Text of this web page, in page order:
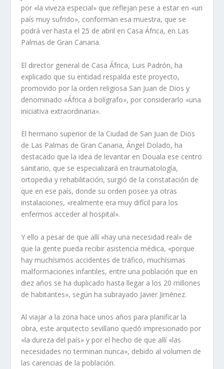
por «la viveza especial» que reflejan pese a estar en «un
país muy sufrido», conforman esa muestra, que se
podrá ver hasta el 25 de abril en Casa África, en Las
Palmas de Gran Canaria.
El director general de Casa África, Luis Padrón, ha
explicado que su entidad respalda este proyecto,
promovido por la orden religiosa San Juan de Dios y
denominado «África a bolígrafo», por considerarlo «una
iniciativa extraordinaria».
El hermano superior de la Ciudad de San Juan de Dios
de Las Palmas de Gran Canaria, Ángel Dolado, ha
destacado que la idea de levantar en Douala ese centro
sanitario, que se especializará en traumatología,
ortopedia y rehabilitación, surgió de la constatación de
que en ese país, donde su orden posee ya otras
instalaciones, «realmente era muy difícil para los
enfermos acceder al hospital».
Y ello a pesar de que allí «hay una necesidad real» de
que la gente pueda recibir asistencia médica, «porque
hay muchísimos accidentes de tráfico, muchísimas
malformaciones infantiles, entre una población que en
diez años se ha duplicado hasta llegar a los 20 millones
de habitantes», según ha subrayado Javier Jiménez.
Al viajar a la zona hace unos años para planificar la
obra, este arquitecto sevillano quedó impresionado por
«la dureza del país» y por el hecho de que allí «las
necesidades no terminan nunca», debido al volumen de
las carencias de la población.